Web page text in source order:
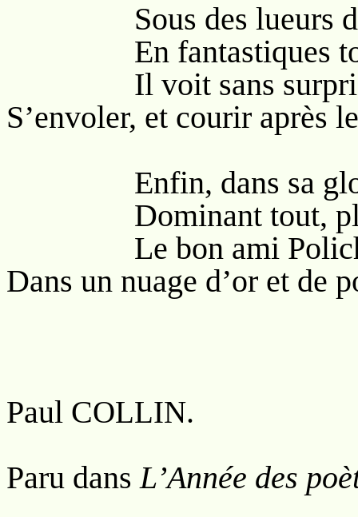
Sous des lueurs
En fantastiques
Il voit sans surprise
S’envoler, et courir après
Enfin, dans sa
Dominant tout,
Le bon ami
Dans un nuage d’or et de
Paul COLLIN.
Paru dansL’Année des